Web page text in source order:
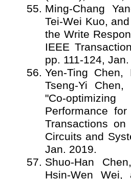
Ming-Chang
Tei-Wei Kuo,
the Write
IEEE
pp. 111-124,
Yen-Ting
Tseng-Yi
"Co-
Performance
Transactions on
Circuits and
Jan. 2019.
Shuo-Han
Hsin-Wen Wei,